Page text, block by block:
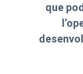
que